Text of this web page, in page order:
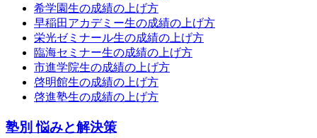
希学園生の成績の上げ方
早稲田アカデミー生の成績の上げ方
栄光ゼミナール生の成績の上げ方
臨海セミナー生の成績の上げ方
市進学院生の成績の上げ方
啓明館生の成績の上げ方
啓進塾生の成績の上げ方
塾別 悩みと解決策